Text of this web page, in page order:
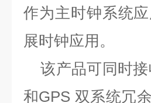
作为主时钟系统
展时钟应用。
该产品可同时
和GPS 双系统冗